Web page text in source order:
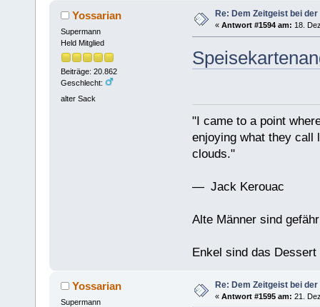
Yossarian
Supermann
Held Mitglied
Beiträge: 20.862
Geschlecht:
alter Sack
Re: Dem Zeitgeist bei
« Antwort #1594 am: 18.
"I came to a point
enjoying what they call
clouds."
— Jack Kerouac
Alte Männer sind
Enkel sind das Dessert
Yossarian
Supermann
Re: Dem Zeitgeist bei
« Antwort #1595 am: 21.